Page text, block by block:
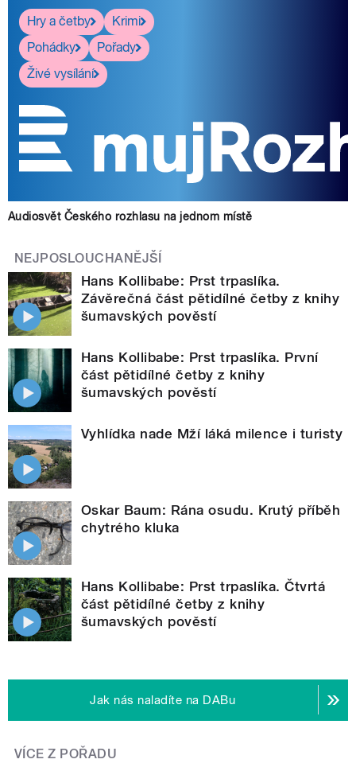
Hry a četby
Krimi
Pohádky
Pořady
Živé vysílání
Audiosvět Českého rozhlasu na jednom místě
NEJPOSLOUCHANĚJŠÍ
Hans Kollibabe: Prst trpaslíka.
Závěrečná část pětidílné četby z knihy
šumavských pověstí
Hans Kollibabe: Prst trpaslíka. První
část pětidílné četby z knihy
šumavských pověstí
Vyhlídka nade Mží láká milence i turisty
Oskar Baum: Rána osudu. Krutý příběh
chytrého kluka
Hans Kollibabe: Prst trpaslíka. Čtvrtá
část pětidílné četby z knihy
šumavských pověstí
Jak nás naladíte na DABu
VÍCE Z POŘADU